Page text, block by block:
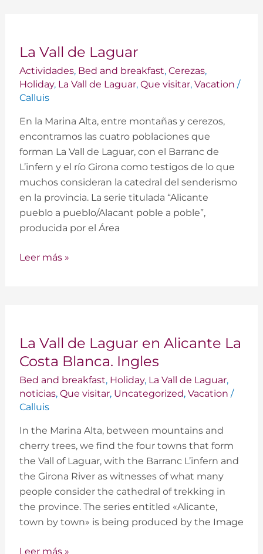
La Vall de Laguar
Actividades, Bed and breakfast, Cerezas,
Holiday, La Vall de Laguar, Que visitar, Vacation /
Calluis
En la Marina Alta, entre montañas y cerezos,
encontramos las cuatro poblaciones que
forman La Vall de Laguar, con el Barranc de
L’infern y el río Girona como testigos de lo que
muchos consideran la catedral del senderismo
en la provincia. La serie titulada “Alicante
pueblo a pueblo/Alacant poble a poble”,
producida por el Área
Vall
de
Laguar
Leer más »
La Vall de Laguar en Alicante La
Costa Blanca. Ingles
Bed and breakfast, Holiday, La Vall de Laguar,
noticias, Que visitar, Uncategorized, Vacation /
Calluis
In the Marina Alta, between mountains and
cherry trees, we find the four towns that form
the Vall of Laguar, with the Barranc L’infern and
the Girona River as witnesses of what many
people consider the cathedral of trekking in
the province. The series entitled «Alicante,
town by town» is being produced by the Image
Vall
de
Alicante
Costa
Blanca.
Ingles
Leer más »